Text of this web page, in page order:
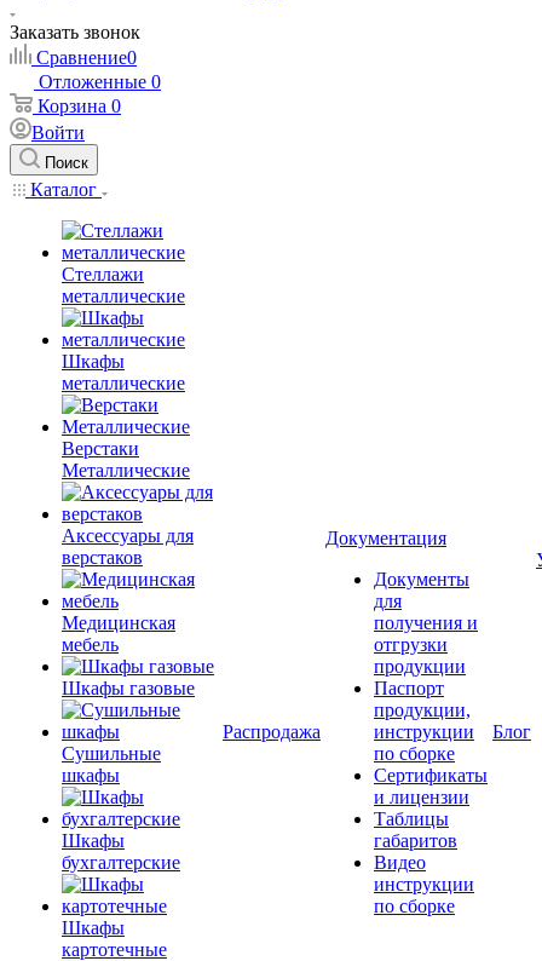
Заказать звонок
Сравнение0
Отложенные 0
Корзина 0
Войти
Поиск
Каталог
Стеллажи
металлические
Шкафы
металлические
Верстаки
Металлические
Аксессуары для
верстаков
Медицинская
мебель
Шкафы газовые
Сушильные
шкафы
Шкафы
бухгалтерские
Шкафы
картотечные
Распродажа
Документация
Документы
для
получения и
отгрузки
продукции
Паспорт
продукции,
инструкции
по сборке
Сертификаты
и лицензии
Таблицы
габаритов
Видео
инструкции
по сборке
Блог